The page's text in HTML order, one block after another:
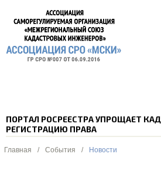
ПОРТАЛ РОСРЕЕСТРА УПРОЩАЕТ
РЕГИСТРАЦИЮ ПРАВА
Главная / События / Новости